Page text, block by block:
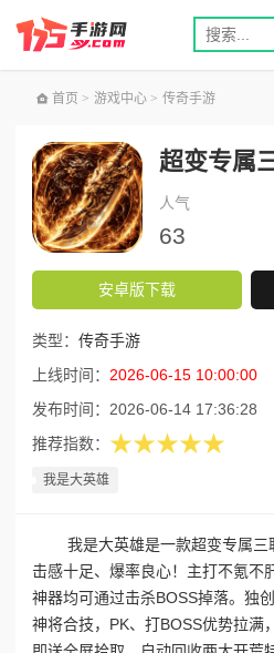
首页 > 游戏中心 > 传奇手游
超变专属
人气
63
安卓版下载
类型： 传奇手游
上线时间： 2026-06-15 10:00:00
发布时间： 2026-06-14 17:36:28
推荐指数： ★★★★★
我是大英雄
我是大英雄是一款超变专属
击感十足、爆率良心！主打不氪不
神器均可通过击杀BOSS掉落。独
神将合技，PK、打BOSS优势拉满